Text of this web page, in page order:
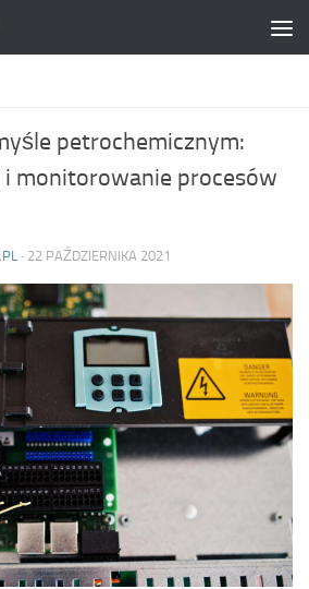
petrochemicznym:
monitorowanie procesów
· 22 PAŹDZIERNIKA 2021